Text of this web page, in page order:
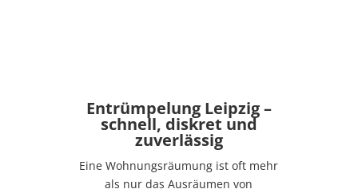
Entrümpelung Leipzig –
schnell, diskret und
zuverlässig
Eine Wohnungsräumung ist oft mehr
als nur das Ausräumen von